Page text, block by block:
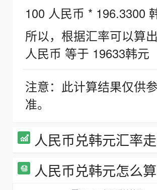
100 人民币 * 196.3300
所以，根据汇率可以算
人民币 等于 19633韩元
注意：此计算结果仅供
准。
人民币兑韩元汇率
人民币兑韩元怎么算